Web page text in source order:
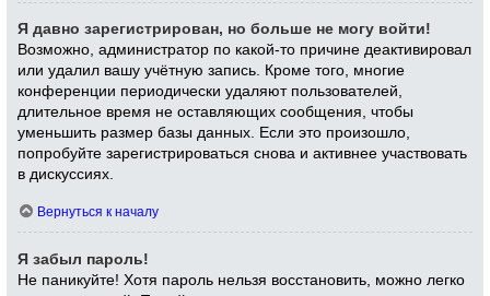
Я давно зарегистрирован, но больше не могу войти!
Возможно, администратор по какой-то причине деактивировал
или удалил вашу учётную запись. Кроме того, многие
конференции периодически удаляют пользователей,
длительное время не оставляющих сообщения, чтобы
уменьшить размер базы данных. Если это произошло,
попробуйте зарегистрироваться снова и активнее участвовать
в дискуссиях.
Вернуться к началу
Я забыл пароль!
Не паникуйте! Хотя пароль нельзя восстановить, можно легко